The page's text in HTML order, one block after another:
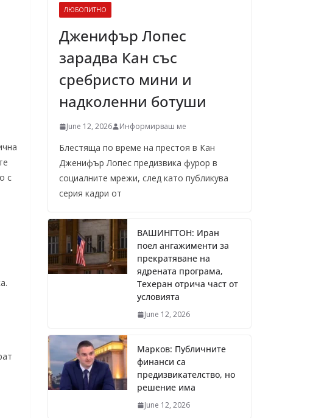
с
ЛЮБОПИТНО
Дженифър Лопес
зарадва Кан със
сребристо мини и
надколенни ботуши
June 12, 2026 Информирваш ме
Блестяща по време на престоя в Кан
Дженифър Лопес предизвика фурор в
социалните мрежи, след като публикува
серия кадри от
ВАШИНГТОН: Иран
поел ангажименти за
прекратяване на
ядрената програма,
Техеран отрича част от
условията
June 12, 2026
Марков: Публичните
финанси са
предизвикателство, но
решение има
June 12, 2026